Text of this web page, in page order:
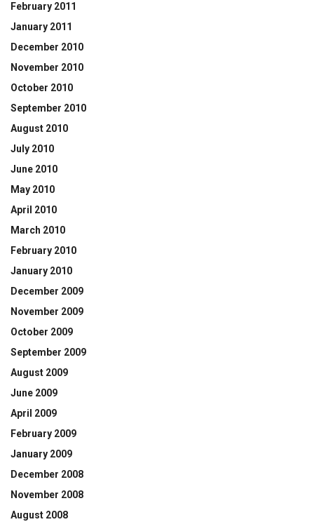
February 2011
January 2011
December 2010
November 2010
October 2010
September 2010
August 2010
July 2010
June 2010
May 2010
April 2010
March 2010
February 2010
January 2010
December 2009
November 2009
October 2009
September 2009
August 2009
June 2009
April 2009
February 2009
January 2009
December 2008
November 2008
August 2008